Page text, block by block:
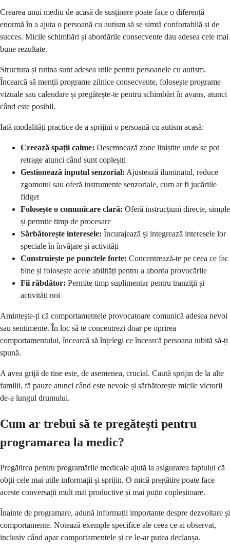
Crearea unui mediu de acasă de susținere poate face o diferență
enormă în a ajuta o persoană cu autism să se simtă confortabilă și de
succes. Micile schimbări și abordările consecvente dau adesea cele mai
bune rezultate.
Structura și rutina sunt adesea utile pentru persoanele cu autism.
Încearcă să menții programe zilnice consecvente, folosește programe
vizuale sau calendare și pregătește-te pentru schimbări în avans, atunci
când este posibil.
Iată modalități practice de a sprijini o persoană cu autism acasă:
Creează spații calme: Desemnează zone liniștite unde se pot
retrage atunci când sunt copleșiți
Gestionează inputul senzorial: Ajustează iluminatul, reduce
zgomotul sau oferă instrumente senzoriale, cum ar fi jucăriile
fidget
Folosește o comunicare clară: Oferă instrucțiuni directe, simple
și permite timp de procesare
Sărbătorește interesele: Încurajează și integrează interesele lor
speciale în învățare și activități
Construiește pe punctele forte: Concentrează-te pe ceea ce fac
bine și folosește acele abilități pentru a aborda provocările
Fii răbdător: Permite timp suplimentar pentru tranziții și
activități noi
Amintește-ți că comportamentele provocatoare comunică adesea nevoi
sau sentimente. În loc să te concentrezi doar pe oprirea
comportamentului, încearcă să înțelegi ce încearcă persoana iubită să-ți
spună.
A avea grijă de tine este, de asemenea, crucial. Caută sprijin de la alte
familii, fă pauze atunci când este nevoie și sărbătorește micile victorii
de-a lungul drumului.
Cum ar trebui să te pregătești pentru
programarea la medic?
Pregătirea pentru programările medicale ajută la asigurarea faptului că
obții cele mai utile informații și sprijin. O mică pregătire poate face
aceste conversații mult mai productive și mai puțin copleșitoare.
Înainte de programare, adună informații importante despre dezvoltare și
comportamente. Notează exemple specifice ale ceea ce ai observat,
inclusiv când apar comportamentele și ce le-ar putea declanșa.